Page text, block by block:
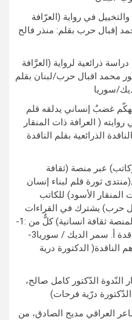
في رواية (العرّافة
إقبال حرب بقلم: منذر فالح
ذرائعية لرواية (العرَّافة
محمد اقبال حرب/لبنان بقلم
سوريا
غضبٌ إنساني يدلقه قلم
( العرافة ذات المنقار
الذرائعية بقلم الناقدة
عبر منصة (ثقافة
ثورة قلم لبناء إنسان
الأسود) للكاتب
حرب) يشترك في القراءات
النقدية أعضاء (غرفة النقد الأدبي لمنصة ثقافة انسانية) كلٌّ من :1-
الناقدة د. عبير يحي / سوريا2- الناقدة أ. سمر الديك / سوريا3-
الناقدة( الدكتورة درية
النّدوة الدّكتور كامل صالح،
درّية فرحات)
العراقي مديح الصادق، من